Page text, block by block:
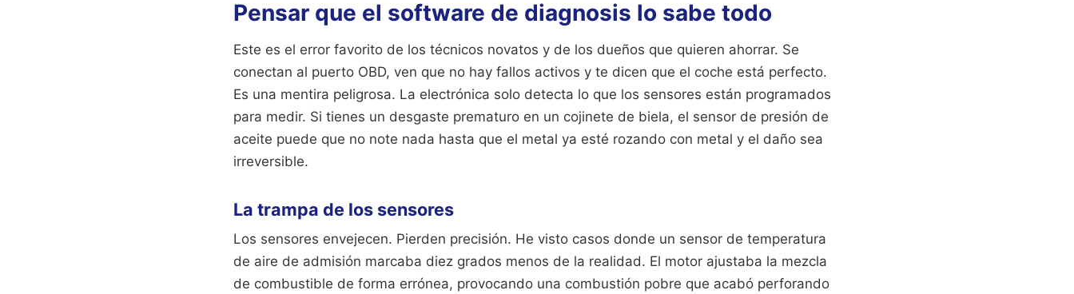
Pensar que el software de diagnosis lo sabe todo
Este es el error favorito de los técnicos novatos y de los dueños que quieren ahorrar. Se
conectan al puerto OBD, ven que no hay fallos activos y te dicen que el coche está perfecto.
Es una mentira peligrosa. La electrónica solo detecta lo que los sensores están programados
para medir. Si tienes un desgaste prematuro en un cojinete de biela, el sensor de presión de
aceite puede que no note nada hasta que el metal ya esté rozando con metal y el daño sea
irreversible.
La trampa de los sensores
Los sensores envejecen. Pierden precisión. He visto casos donde un sensor de temperatura
de aire de admisión marcaba diez grados menos de la realidad. El motor ajustaba la mezcla
de combustible de forma errónea, provocando una combustión pobre que acabó perforando